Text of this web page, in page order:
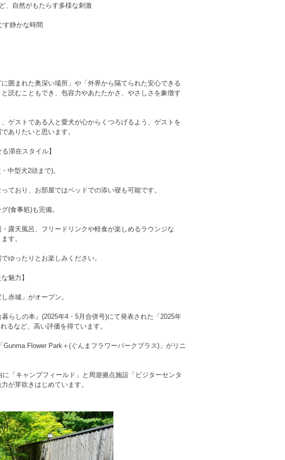
、自然がもたらす多様な刺激
す静かな時間
囲まれた奥深い場所」や「外界から隔てられた安心できる
読むこともでき、包容力やあたたかさ、やさしさを象徴す
ゲストである人と愛犬が心からくつろげるよう、ゲストを
ありたいと思います。
滞在スタイル】
中型犬2頭まで)。
ており、お部屋ではベッドでの添い寝も可能です。
(食事処)も完備。
露天風呂、フリードリンクや軽食が楽しめるラウンジな
す。
ゆったりとお楽しみください。
魅力】
赤城」がオープン。
らしの本』(2025年4・5月合併号)にて発表された「2025年
るなど、高い評価を得ています。
Flower Park＋(ぐんまフラワーパークプラス)」がリニ
「キャンプフィールド」と周遊拠点施設「ビジターセンタ
が芽吹きはじめています。